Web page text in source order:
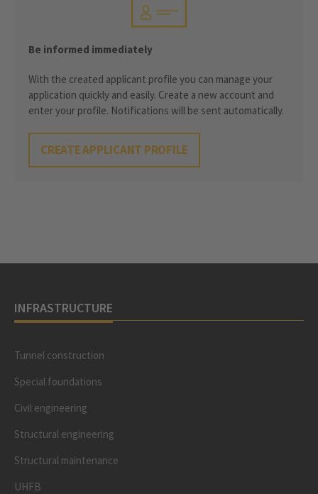
Be informed immediately
With the created applicant profile you can manage your
application quickly and easily. Create a new account and
enter your profile. Notifications will be sent automatically.
CREATE APPLICANT PROFILE
INFRASTRUCTURE
Tunnel construction
Special foundations
Civil engineering
Structural engineering
Structural maintenance
UHFB